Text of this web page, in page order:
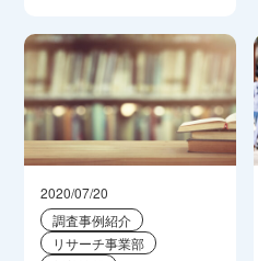
2020/07/20
調査事例紹介
リサーチ事業部